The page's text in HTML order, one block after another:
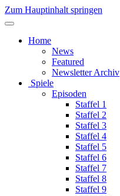
Zum Hauptinhalt springen
Home
News
Featured
Newsletter Archiv
Spiele
Episoden
Staffel 1
Staffel 2
Staffel 3
Staffel 4
Staffel 5
Staffel 6
Staffel 7
Staffel 8
Staffel 9